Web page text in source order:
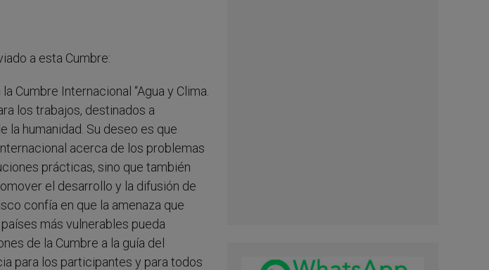
a esta Cumbre:
Cumbre Internacional “Agua y Clima.
los trabajos, destinados a
la humanidad. Su deseo es que
acerca de los problemas
prácticas, sino que también
el desarrollo y la difusión de
confía en que la amenaza que
más vulnerables pueda
de la Cumbre a la guía del
para los participantes y para todos